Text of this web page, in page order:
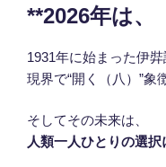
**2026年は、
1931年に始まった伊
現界で“開く（八）”象
そしてその未来は、
人類一人ひとりの選択